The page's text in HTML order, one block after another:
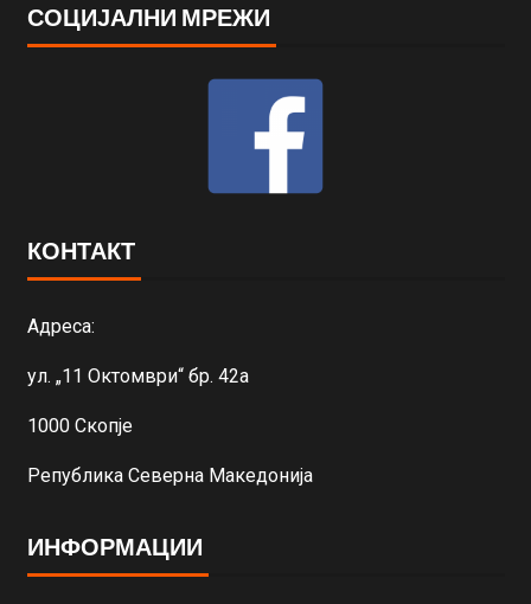
СОЦИЈАЛНИ МРЕЖИ
КОНТАКТ
Адреса:
ул. „11 Октомври“ бр. 42а
1000 Скопје
Република Северна Македонија
ИНФОРМАЦИИ